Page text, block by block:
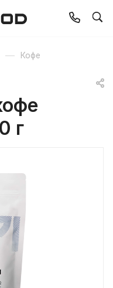
— Кофе
г